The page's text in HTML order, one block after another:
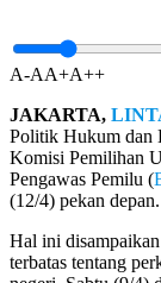
A-AA+A++
JAKARTA,
Politik Hukum dan
Komisi Pemilihan
Pengawas Pemilu (
(12/4) pekan depan.
Hal ini
terbatas tentang